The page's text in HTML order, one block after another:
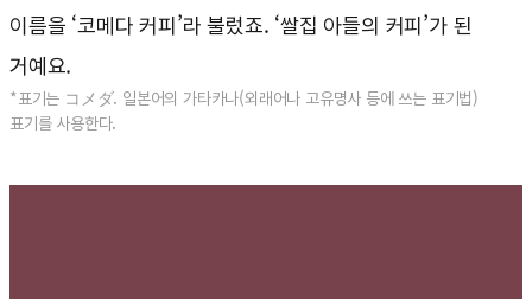
이름을 ‘코메다 커피’라 불렀죠. ‘쌀집 아들의 커피’가 된
거예요.
*표기는 コメダ. 일본어의 가타카나(외래어나 고유명사 등에 쓰는 표기법)
표기를 사용한다.